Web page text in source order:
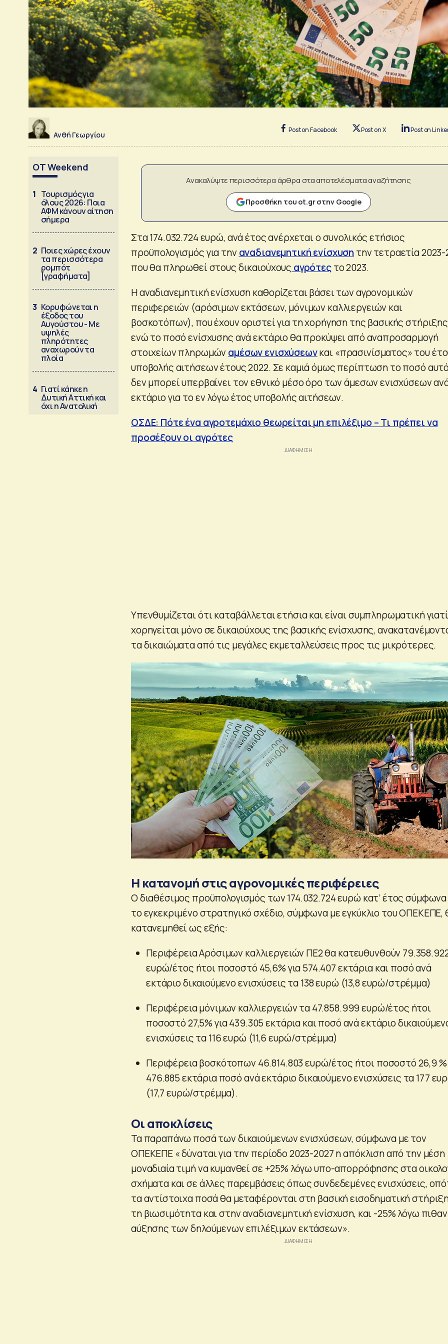
Ανθή Γεωργίου
Post on Facebook Post on X Post on
OT Weekend
1 Τουρισμός για
όλους 2026: Ποια
ΑΦΜ κάνουν αίτηση
σήμερα
2 Ποιες χώρες έχουν
τα περισσότερα
ρομπότ
[γραφήματα]
3 Κορυφώνεται η
έξοδος του
Αυγούστου - Με
υψηλές
πληρότητες
αναχωρούν τα
πλοία
4 Γιατί κάηκε η
Δυτική Αττική και
όχι η Ανατολική
Ανακαλύψτε περισσότερα άρθρα στα αποτελέσματα αναζήτησης
Προσθήκη του ot.gr στην Google
Στα 174.032.724 ευρώ, ανά έτος ανέρχεται ο συνολικός ετήσιος
προϋπολογισμός για την αναδιανεμητική ενίσχυσητην τετραετία 2023-
που θα πληρωθεί στους δικαιούχους αγρότεςτο 2023.
Η αναδιανεμητική ενίσχυση καθορίζεται βάσει των αγρονομικών
περιφερειών (αρόσιμων εκτάσεων, μόνιμων καλλιεργειών και
βοσκοτόπων), που έχουν οριστεί για τη χορήγηση της βασικής
ενώ το ποσό ενίσχυσης ανά εκτάριο θα προκύψει από αναπροσαρμογή
στοιχείων πληρωμών αμέσων ενισχύσεωνκαι «πρασινίσματος» του
υποβολής αιτήσεων έτους 2022. Σε καμιά όμως περίπτωση το ποσό
δεν μπορεί υπερβαίνει τον εθνικό μέσο όρο των άμεσων ενισχύσεων
εκτάριο για το εν λόγω έτος υποβολής αιτήσεων.
ΟΣΔΕ: Πότε ένα αγροτεμάχιο θεωρείται μη επιλέξιμο – Τι πρέπει να
προσέξουν οι αγρότες
Υπενθυμίζεται ότι καταβάλλεται ετήσια και είναι συμπληρωματική γιατί
χορηγείται μόνο σε δικαιούχους της βασικής ενίσχυσης,
τα δικαιώματα από τις μεγάλες εκμεταλλεύσεις προς τις μικρότερες.
Η κατανομή στις αγρονομικές περιφέρειες
Ο διαθέσιμος προϋπολογισμός των 174.032.724 ευρώ κατ’ έτος
το εγκεκριμένο στρατηγικό σχέδιο, σύμφωνα με εγκύκλιο του ΟΠΕΚΕΠΕ,
κατανεμηθεί ως εξής:
Περιφέρεια Αρόσιμων καλλιεργειών ΠΕ2 θα κατευθυνθούν
ευρώ/έτος ήτοι ποσοστό 45,6% για 574.407 εκτάρια και ποσό ανά
εκτάριο δικαιούμενο ενισχύσεις τα 138 ευρώ (13,8 ευρώ/στρέμμα)
Περιφέρεια μόνιμων καλλιεργειών τα 47.858.999 ευρώ/έτος ήτοι
ποσοστό 27,5% για 439.305 εκτάρια και ποσό ανά εκτάριο
ενισχύσεις τα 116 ευρώ (11,6 ευρώ/στρέμμα)
Περιφέρεια βοσκότοπων 46.814.803 ευρώ/έτος ήτοι ποσοστό 26,9 %
476.885 εκτάρια ποσό ανά εκτάριο δικαιούμενο ενισχύσεις τα 177
(17,7 ευρώ/στρέμμα).
Οι αποκλίσεις
Τα παραπάνω ποσά των δικαιούμενων ενισχύσεων, σύμφωνα με τον
ΟΠΕΚΕΠΕ « δύναται για την περίοδο 2023-2027 η απόκλιση από την μέση
μοναδιαία τιμή να κυμανθεί σε +25% λόγω υπο-απορρόφησης στα
σχήματα και σε άλλες παρεμβάσεις όπως συνδεδεμένες ενισχύσεις,
τα αντίστοιχα ποσά θα μεταφέρονται στη βασική εισοδηματική
τη βιωσιμότητα και στην αναδιανεμητική ενίσχυση, και -25% λόγω
αύξησης των δηλούμενων επιλέξιμων εκτάσεων».